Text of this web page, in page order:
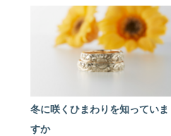
冬に咲くひまわりを知っていま
すか